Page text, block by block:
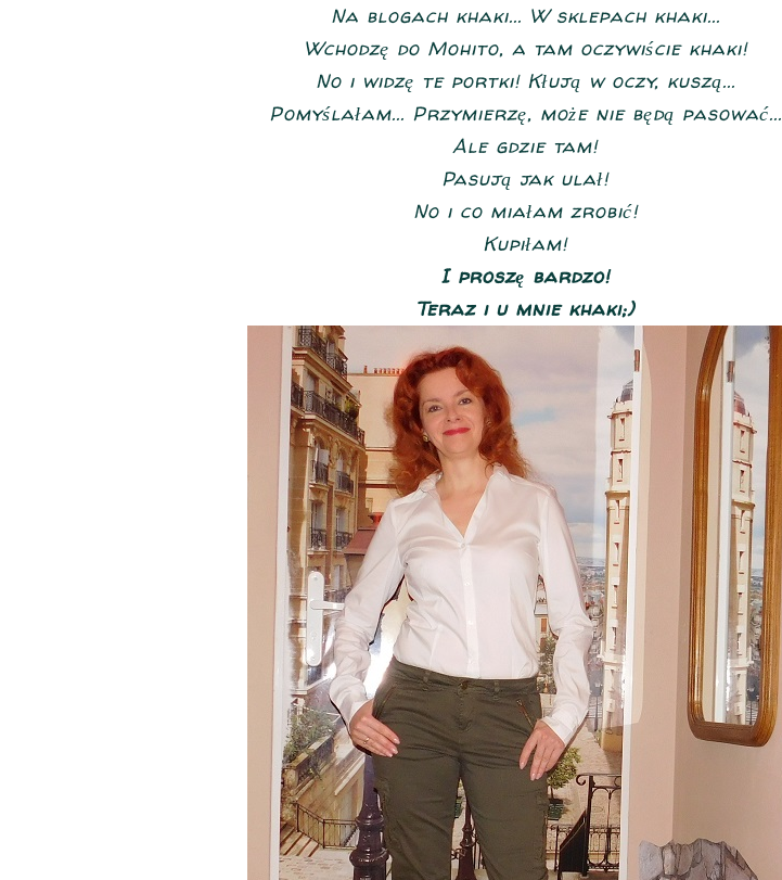
Na blogach khaki... W sklepach khaki...
Wchodzę do Mohito, a tam oczywiście khaki!
No i widzę te portki! Kłują w oczy, kuszą...
Pomyślałam... Przymierzę, może nie będą pasować...
Ale gdzie tam!
Pasują jak ulał!
No i co miałam zrobić!
Kupiłam!
I proszę bardzo!
Teraz i u mnie khaki;)